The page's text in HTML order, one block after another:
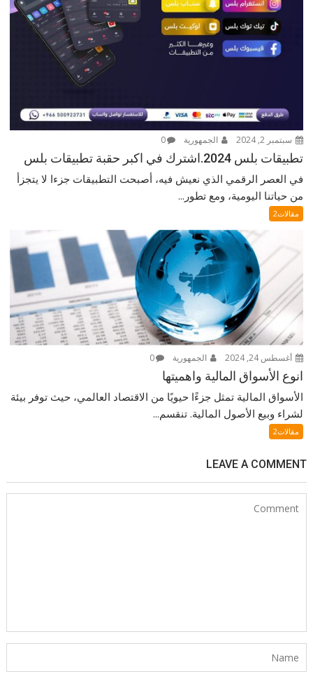
سبتمبر 2, 2024 الجمهورية 0
تطبيقات بلس 2024.اشترك في اكبر حقبة تطبيقات بلس
في العصر الرقمي الذي نعيش فيه، أصبحت التطبيقات جزءا لا يتجزأ
من حياتنا اليومية، ومع تطور...
مقالات2
أغسطس 24, 2024 الجمهورية 0
انوع الأسواق المالية واهميتها
الأسواق المالية تمثل جزءًا حيويًا من الاقتصاد العالمي، حيث توفر بيئة
لشراء وبيع الأصول المالية. تنقسم...
مقالات2
LEAVE A COMMENT